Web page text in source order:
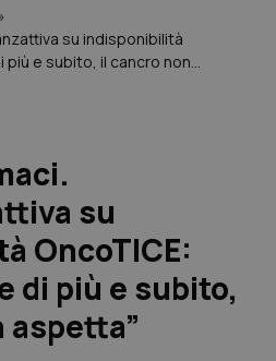
su indisponibilità
più e subito, il cancro non
su
OncoTICE:
di più e subito,
aspetta”